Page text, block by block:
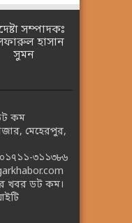
সম্পাদকঃ
হাসান
সুমন
কম
মেহেরপুর,
০১৭১১-৩১১৩৮৬
খবর ডট কম।